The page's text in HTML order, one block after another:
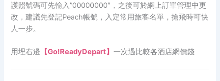
護照號碼可先輸入”00000000″，之後可於網上訂單管理中更
改，建議先登記Peach帳號，入定常用旅客名單，搶飛時可快
人一步。
用埋右邊 【Go!ReadyDepart】一次過比較各酒店網價錢